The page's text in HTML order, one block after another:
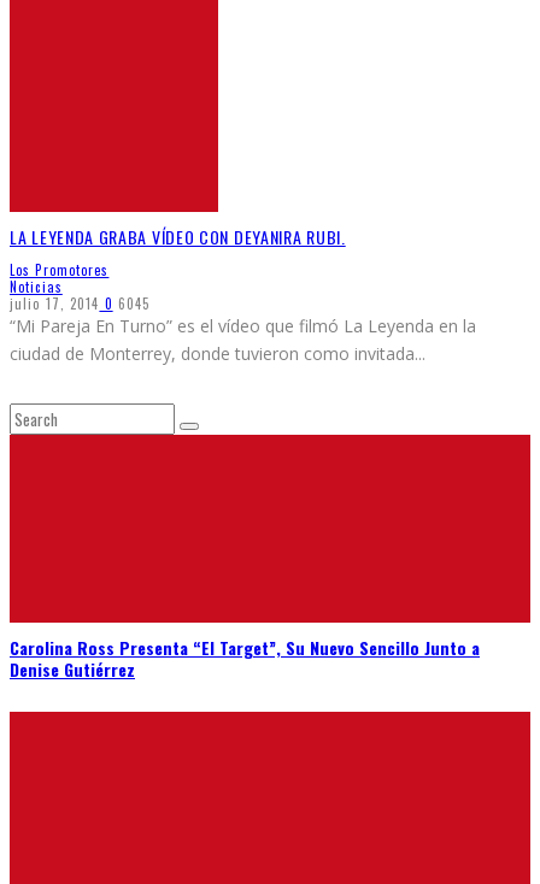
LA LEYENDA GRABA VÍDEO CON DEYANIRA RUBI.
Los Promotores
Noticias
julio 17, 2014 0 6045
“Mi Pareja En Turno” es el vídeo que filmó La Leyenda en la
ciudad de Monterrey, donde tuvieron como invitada...
Carolina Ross Presenta “El Target”, Su Nuevo Sencillo Junto a
Denise Gutiérrez